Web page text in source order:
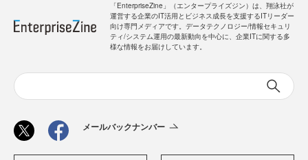
「EnterpriseZine」（エンタープライズジン）は、翔泳社が
運営する企業のIT活用とビジネス成長を支援するITリーダー
向け専門メディアです。データテクノロジー/情報セキュリ
ティ/システム運用の最新動向を中心に、企業ITに関する多
様な情報をお届けしています。
メールバックナンバー